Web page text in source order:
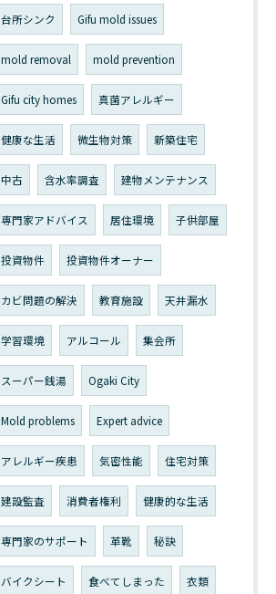
台所シンク Gifu mold issues
mold removal mold prevention
Gifu city homes 真菌アレルギー
健康な生活 微生物対策 新築住宅
中古 含水率調査 建物メンテナンス
専門家アドバイス 居住環境 子供部屋
投資物件 投資物件オーナー
カビ問題の解決 教育施設 天井漏水
学習環境 アルコール 集会所
スーパー銭湯 Ogaki City
Mold problems Expert advice
アレルギー疾患 気密性能 住宅対策
建設監査 消費者権利 健康的な生活
専門家のサポート 革靴 秘訣
バイクシート 食べてしまった 衣類